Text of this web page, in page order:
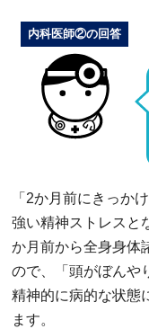
内科医師②の回答
「2か月前にきっか
強い精神ストレスと
か月前から全身身体
ので、「頭がぼんや
精神的に病的な状態
ます。